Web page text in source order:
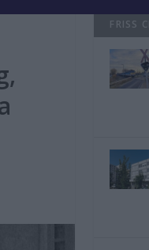
FRISS